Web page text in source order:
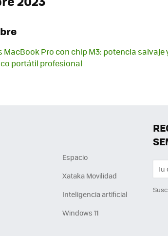
MacBook Pro con chip M3: potencia
portátil profesional
Espacio
Xataka Movilidad
Inteligencia artificial
Windows 11